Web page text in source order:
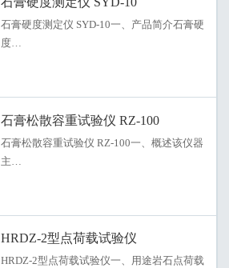
石膏硬度测定仪 SYD-10一、产品简介石膏硬
度…
石膏松散容重试验仪 RZ-100
石膏松散容重试验仪 RZ-100一、概述该仪器
主…
HRDZ-2型点荷载试验仪
HRDZ-2型点荷载试验仪一、用途岩石点荷载